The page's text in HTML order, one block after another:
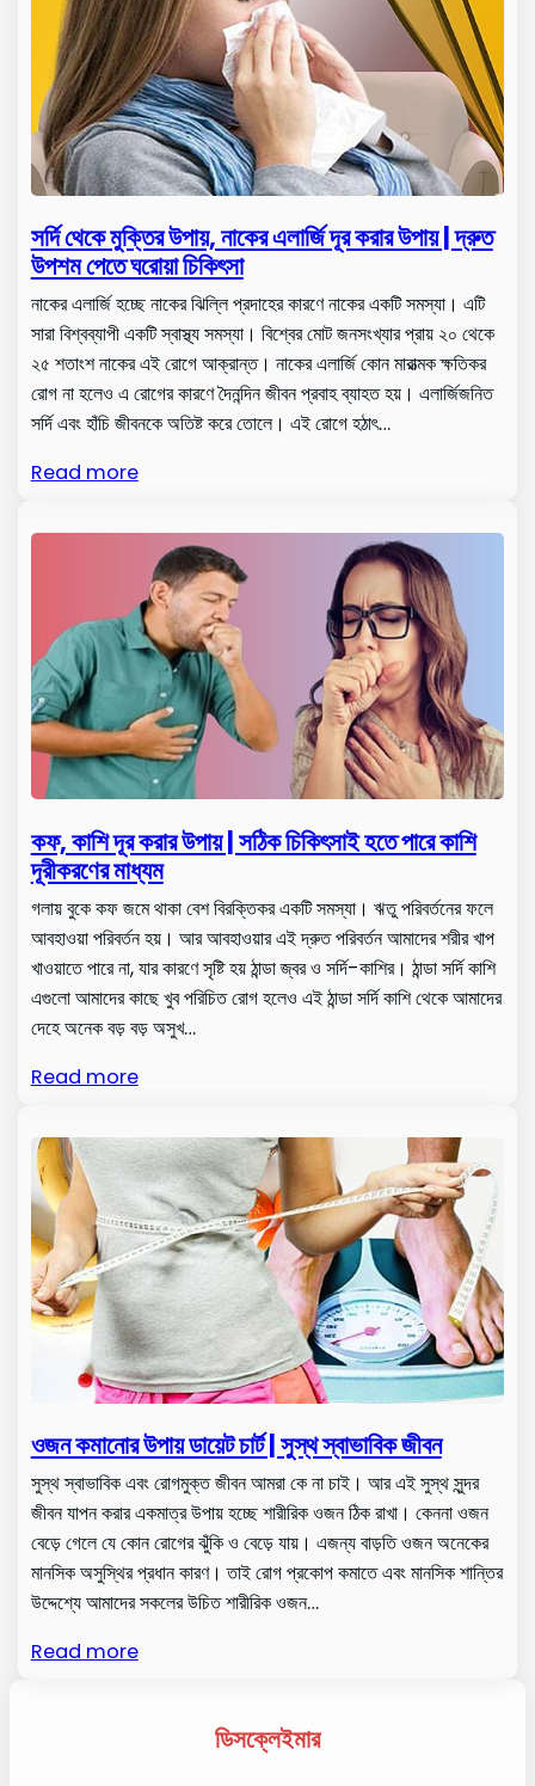
সর্দি থেকে মুক্তির উপায়, নাকের এলার্জি দূর করার উপায় | দ্রুত
উপশম পেতে ঘরোয়া চিকিৎসা
নাকের এলার্জি হচ্ছে নাকের ঝিল্লি প্রদাহের কারণে নাকের একটি সমস্যা। এটি
সারা বিশ্বব্যাপী একটি স্বাস্থ্য সমস্যা। বিশ্বের মোট জনসংখ্যার প্রায় ২০ থেকে
২৫ শতাংশ নাকের এই রোগে আক্রান্ত। নাকের এলার্জি কোন মারাত্মক ক্ষতিকর
রোগ না হলেও এ রোগের কারণে দৈনন্দিন জীবন প্রবাহ ব্যাহত হয়। এলার্জিজনিত
সর্দি এবং হাঁচি জীবনকে অতিষ্ট করে তোলে। এই রোগে হঠাৎ…
Read more
কফ, কাশি দূর করার উপায় | সঠিক চিকিৎসাই হতে পারে কাশি
দূরীকরণের মাধ্যম
গলায় বুকে কফ জমে থাকা বেশ বিরক্তিকর একটি সমস্যা। ঋতু পরিবর্তনের ফলে
আবহাওয়া পরিবর্তন হয়। আর আবহাওয়ার এই দ্রুত পরিবর্তন আমাদের শরীর খাপ
খাওয়াতে পারে না, যার কারণে সৃষ্টি হয় ঠান্ডা জ্বর ও সর্দি-কাশির। ঠান্ডা সর্দি কাশি
এগুলো আমাদের কাছে খুব পরিচিত রোগ হলেও এই ঠান্ডা সর্দি কাশি থেকে আমাদের
দেহে অনেক বড় বড় অসুখ…
Read more
ওজন কমানোর উপায় ডায়েট চার্ট | সুস্থ স্বাভাবিক জীবন
সুস্থ স্বাভাবিক এবং রোগমুক্ত জীবন আমরা কে না চাই। আর এই সুস্থ সুন্দর
জীবন যাপন করার একমাত্র উপায় হচ্ছে শারীরিক ওজন ঠিক রাখা। কেননা ওজন
বেড়ে গেলে যে কোন রোগের ঝুঁকি ও বেড়ে যায়। এজন্য বাড়তি ওজন অনেকের
মানসিক অসুস্থির প্রধান কারণ। তাই রোগ প্রকোপ কমাতে এবং মানসিক শান্তির
উদ্দেশ্যে আমাদের সকলের উচিত শারীরিক ওজন…
Read more
ডিসক্লেইমার